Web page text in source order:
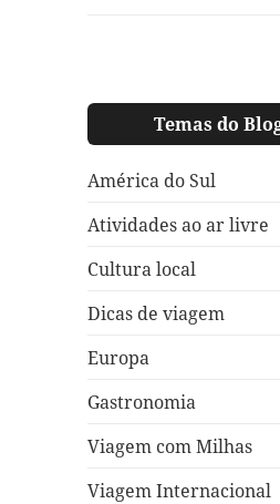
Temas do
América do Sul
Atividades ao ar livre
Cultura local
Dicas de viagem
Europa
Gastronomia
Viagem com Milhas
Viagem Internacional